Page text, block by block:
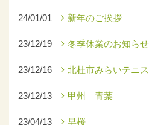
24/01/01 新年のご挨拶
23/12/19 冬季休業のお知らせ
23/12/16 北杜市みらいテニス
23/12/13 甲州 青葉
23/04/13 早桜